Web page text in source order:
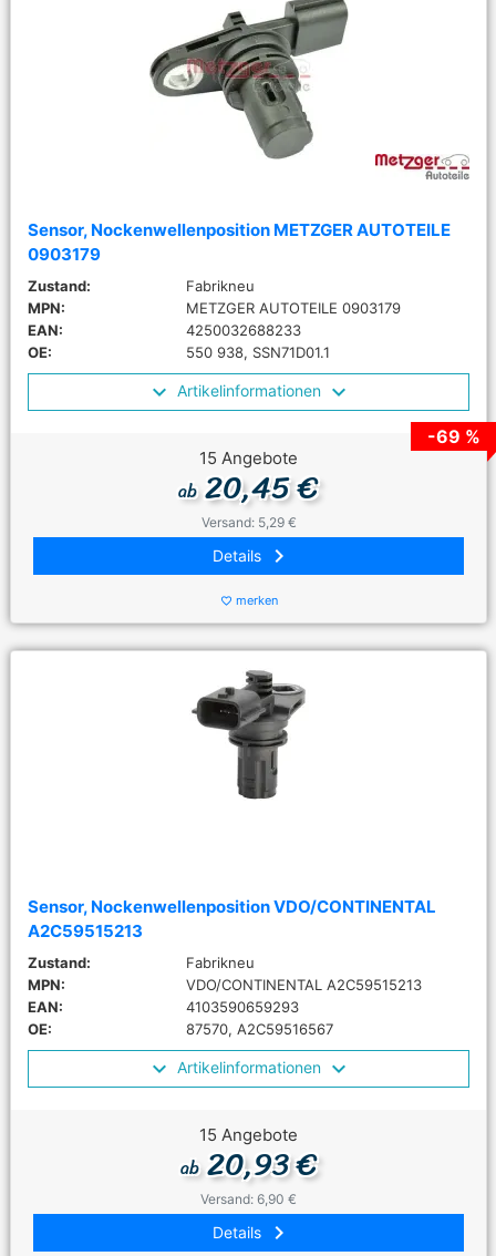
Sensor, Nockenwellenposition METZGER AUTOTEILE
0903179
Zustand:
Fabrikneu
MPN:
METZGER AUTOTEILE 0903179
EAN:
4250032688233
OE:
550 938, SSN71D01.1
Artikelinformationen
-69 %
15 Angebote
ab20,45 €
Versand: 5,29 €
Details keyboard_arrow_right
favorite_border merken
Sensor, Nockenwellenposition VDO/CONTINENTAL
A2C59515213
Zustand:
Fabrikneu
MPN:
VDO/CONTINENTAL A2C59515213
EAN:
4103590659293
OE:
87570, A2C59516567
Artikelinformationen
15 Angebote
ab20,93 €
Versand: 6,90 €
Details keyboard_arrow_right